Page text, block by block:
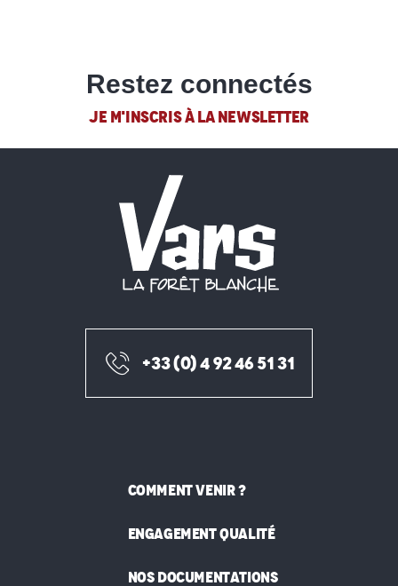
Restez connectés
JE M'INSCRIS À LA NEWSLETTER
+33 (0) 4 92 46 51 31
COMMENT VENIR ?
ENGAGEMENT QUALITÉ
NOS DOCUMENTATIONS